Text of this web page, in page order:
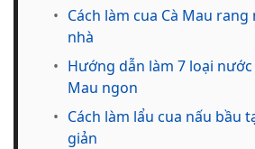
• Cách làm cua Cà Mau
nhà
• Hướng dẫn làm 7 loại nước
Mau ngon
• Cách làm lẩu cua nấu bầu
giản